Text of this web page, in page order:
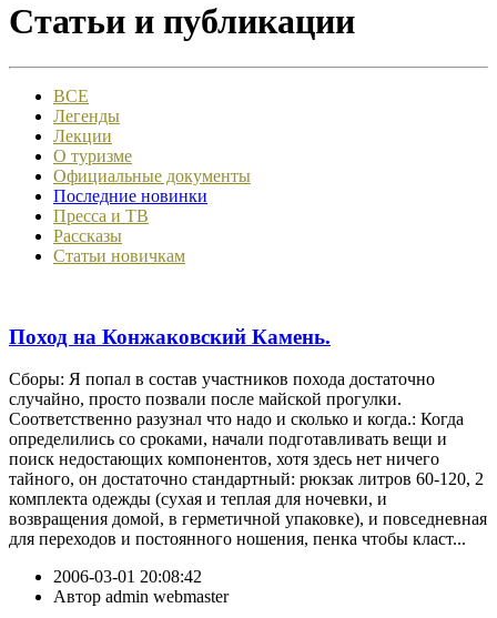
Статьи и публикации
ВСЕ
Легенды
Лекции
О туризме
Официальные документы
Последние новинки
Пресса и ТВ
Рассказы
Статьи новичкам
Поход на Конжаковский Камень.
Сборы: Я попал в состав участников похода достаточно
случайно, просто позвали после майской прогулки.
Соответственно разузнал что надо и сколько и когда.: Когда
определились со сроками, начали подготавливать вещи и
поиск недостающих компонентов, хотя здесь нет ничего
тайного, он достаточно стандартный: рюкзак литров 60-120, 2
комплекта одежды (сухая и теплая для ночевки, и
возвращения домой, в герметичной упаковке), и повседневная
для переходов и постоянного ношения, пенка чтобы класт...
2006-03-01 20:08:42
Автор admin webmaster